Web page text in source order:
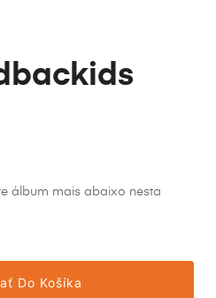
álbum mais abaixo nesta
Do Košíka